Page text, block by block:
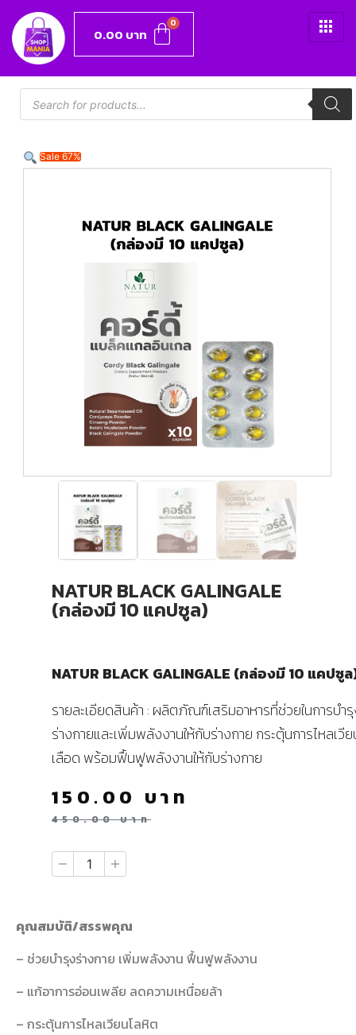
0.00 บาท
Sale 67%
NATUR BLACK GALINGALE
(กล่องมี 10 แคปซูล)
NATUR BLACK GALINGALE (กล่องมี 10 แคปซู
รายละเอียดสินค้า : ผลิตภัณฑ์เสริมอาหารที่ช่วยในการบำ
ร่างกายและเพิ่มพลังงานให้กับร่างกาย กระตุ้นการไหลเวี
เลือด พร้อมฟื้นฟูพลังงานให้กับร่างกาย
450.00บาท
150.00 บาท
คุณสมบัติ/สรรพคุณ
– ช่วยบำรุงร่างกาย เพิ่มพลังงาน ฟื้นฟูพลังงาน
– แก้อาการอ่อนเพลีย ลดความเหนื่อยล้า
– กระตุ้นการไหลเวียนโลหิต